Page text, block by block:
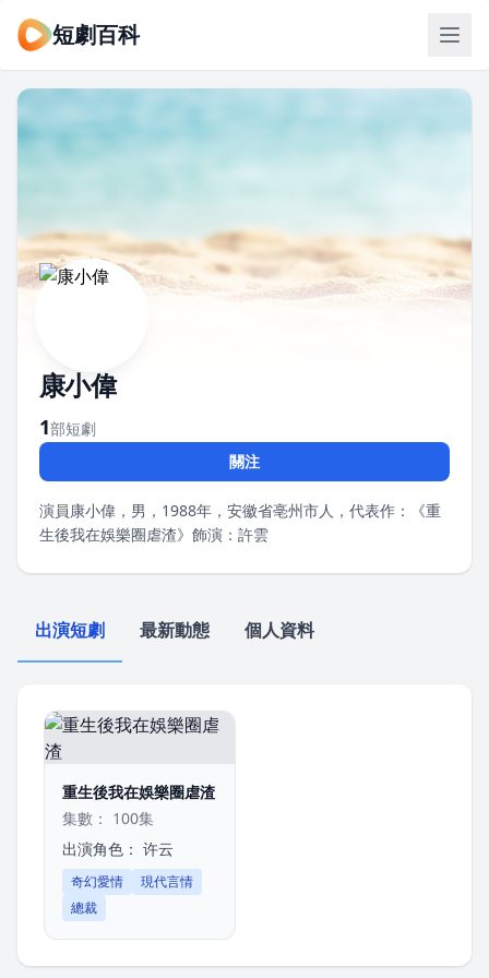
短劇百科
康小偉
1部短劇
關注
演員康小偉，男，1988年，安徽省亳州市人，代表作：《重
生後我在娛樂圈虐渣》飾演：許雲
出演短劇 最新動態 個人資料
重生後我在娛樂圈虐渣
集數： 100集
出演角色： 许云
奇幻愛情
現代言情
總裁